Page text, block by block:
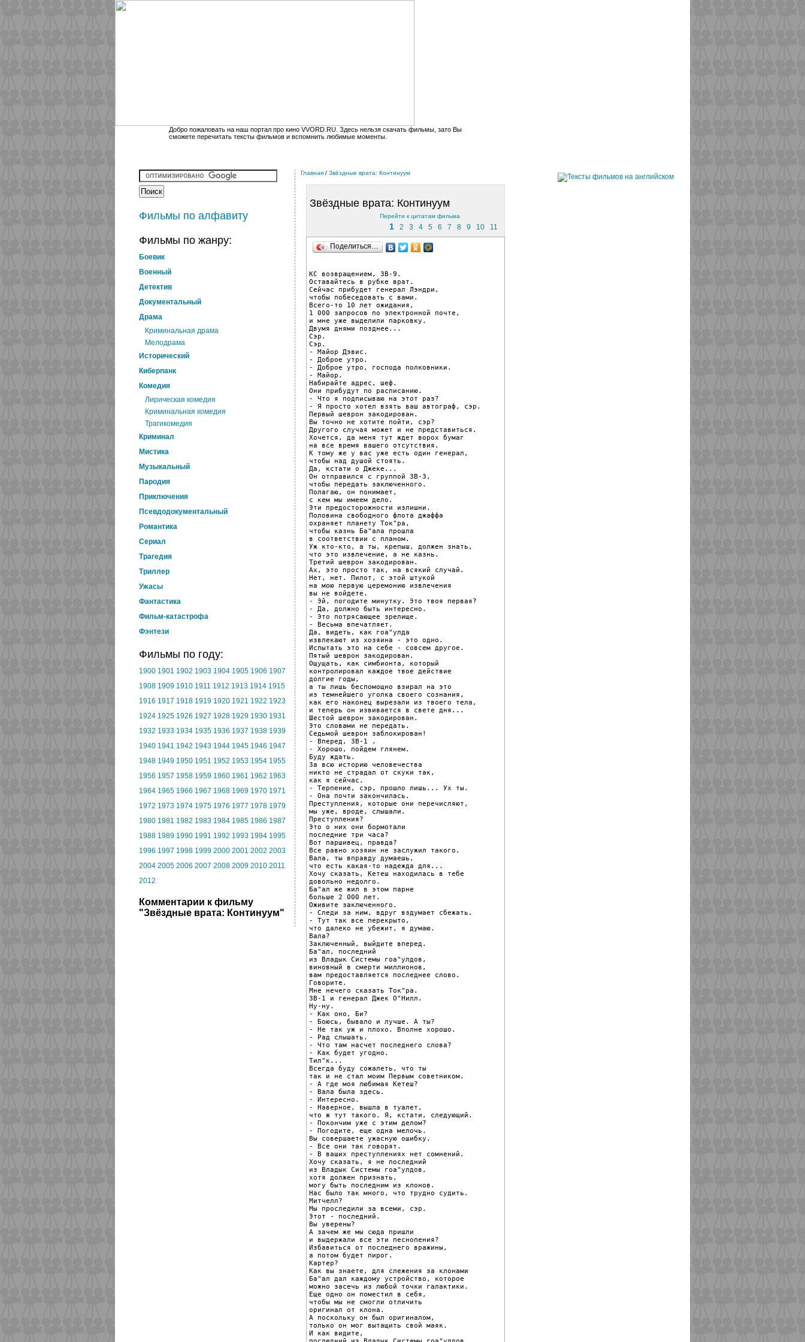
Добро пожаловать на наш портал про кино VVORD.RU. Здесь нельзя скачать фильмы, зато Вы
сможете перечитать тексты фильмов и вспомнить любимые моменты.
Фильмы по алфавиту
Фильмы по жанру:
Боевик
Военный
Детектив
Документальный
Драма
Криминальная драма
Мелодрама
Исторический
Киберпанк
Комедия
Лирическая комедия
Криминальная комедия
Трагикомедия
Криминал
Мистика
Музыкальный
Пародия
Приключения
Псевдодокументальный
Романтика
Cериал
Трагедия
Триллер
Ужасы
Фантастика
Фильм-катастрофа
Фэнтези
Фильмы по году:
1900 1901 1902 1903 1904 1905 1906 1907
1908 1909 1910 1911 1912 1913 1914 1915
1916 1917 1918 1919 1920 1921 1922 1923
1924 1925 1926 1927 1928 1929 1930 1931
1932 1933 1934 1935 1936 1937 1938 1939
1940 1941 1942 1943 1944 1945 1946 1947
1948 1949 1950 1951 1952 1953 1954 1955
1956 1957 1958 1959 1960 1961 1962 1963
1964 1965 1966 1967 1968 1969 1970 1971
1972 1973 1974 1975 1976 1977 1978 1979
1980 1981 1982 1983 1984 1985 1986 1987
1988 1989 1990 1991 1992 1993 1994 1995
1996 1997 1998 1999 2000 2001 2002 2003
2004 2005 2006 2007 2008 2009 2010 2011
2012
Комментарии к фильму
"Звёздные врата: Континуум"
Главная / Звёздные врата: Континуум
Звёздные врата: Континуум
Перейти к цитатам фильма
1 2 3 4 5 6 7 8 9 10 11
Поделиться…
КС возвращением, ЗВ-9.
Оставайтесь в рубке врат.
Сейчас прибудет генерал Лэндри,
чтобы побеседовать с вами.
Всего-то 10 лет ожидания,
1 000 запросов по электронной почте,
и мне уже выделили парковку.
Двумя днями позднее...
Сэр.
Сэр.
- Майор Дэвис.
- Доброе утро.
- Доброе утро, господа полковники.
- Майор.
Набирайте адрес, шеф.
Они прибудут по расписанию.
- Что я подписываю на этот раз?
- Я просто хотел взять ваш автограф, сэр.
Первый шеврон закодирован.
Вы точно не хотите пойти, сэр?
Другого случая может и не представиться.
Хочется, да меня тут ждет ворох бумаг
на все время вашего отсутствия.
К тому же у вас уже есть один генерал,
чтобы над душой стоять.
Да, кстати о Джеке...
Он отправился с группой ЗВ-3,
чтобы передать заключенного.
Полагаю, он понимает,
с кем мы имеем дело.
Эти предосторожности излишни.
Половина свободного флота джаффа
охраняет планету Ток"ра,
чтобы казнь Ба"ала прошла
в соответствии с планом.
Уж кто-кто, а ты, крепыш, должен знать,
что это извлечение, а не казнь.
Третий шеврон закодирован.
Ах, это просто так, на всякий случай.
Нет, нет. Пилот, с этой штукой
на мою первую церемонию извлечения
вы не войдете.
- Эй, погодите минутку. Это твоя первая?
- Да, должно быть интересно.
- Это потрясающее зрелище.
- Весьма впечатляет.
Да, видеть, как гоа"улда
извлекают из хозяина - это одно.
Испытать это на себе - совсем другое.
Пятый шеврон закодирован.
Ощущать, как симбионта, который
контролировал каждое твое действие
долгие годы,
а ты лишь беспомощно взирал на это
из темнейшего уголка своего сознания,
как его наконец вырезали из твоего тела,
и теперь он извивается в свете дня...
Шестой шеврон закодирован.
Это словами не передать.
Седьмой шеврон заблокирован!
- Вперед, ЗВ-1 .
- Хорошо, пойдем глянем.
Буду ждать.
За всю историю человечества
никто не страдал от скуки так,
как я сейчас.
- Терпение, сэр, прошло лишь... Ух ты.
- Она почти закончилась.
Преступления, которые они перечисляют,
мы уже, вроде, слышали.
Преступления?
Это о них они бормотали
последние три часа?
Вот паршивец, правда?
Все равно хозяин не заслужил такого.
Вала, ты вправду думаешь,
что есть какая-то надежда для...
Хочу сказать, Кетеш находилась в тебе
довольно недолго.
Ба"ал же жил в этом парне
больше 2 000 лет.
Оживите заключенного.
- Следи за ним, вдруг вздумает сбежать.
- Тут так все перекрыто,
что далеко не убежит, я думаю.
Вала?
Заключенный, выйдите вперед.
Ба"ал, последний
из Владык Системы гоа"улдов,
виновный в смерти миллионов,
вам предоставляется последнее слово.
Говорите.
Мне нечего сказать Ток"ра.
ЗВ-1 и генерал Джек О"Нилл.
Ну-ну.
- Как оно, Би?
- Боюсь, бывало и лучше. А ты?
- Не так уж и плохо. Вполне хорошо.
- Рад слышать.
- Что там насчет последнего слова?
- Как будет угодно.
Тил"к...
Всегда буду сожалеть, что ты
так и не стал моим Первым советником.
- А где моя любимая Кетеш?
- Вала была здесь.
- Интересно.
- Наверное, вышла в туалет,
что ж тут такого. Я, кстати, следующий.
- Покончим уже с этим делом?
- Погодите, еще одна мелочь.
Вы совершаете ужасную ошибку.
- Все они так говорят.
- В ваших преступлениях нет сомнений.
Хочу сказать, я не последний
из Владык Системы гоа"улдов,
хотя должен признать,
могу быть последним из клонов.
Нас было так много, что трудно судить.
Митчелл?
Мы проследили за всеми, сэр.
Этот - последний.
Вы уверены?
А зачем же мы сюда пришли
и выдержали все эти песнопения?
Избавиться от последнего вражины,
а потом будет пирог.
Картер?
Как вы знаете, для слежения за клонами
Ба"ал дал каждому устройство, которое
можно засечь из любой точки галактики.
Еще одно он поместил в себя,
чтобы мы не смогли отличить
оригинал от клона.
А поскольку он был оригиналом,
только он мог вытащить свой маяк.
И как видите,